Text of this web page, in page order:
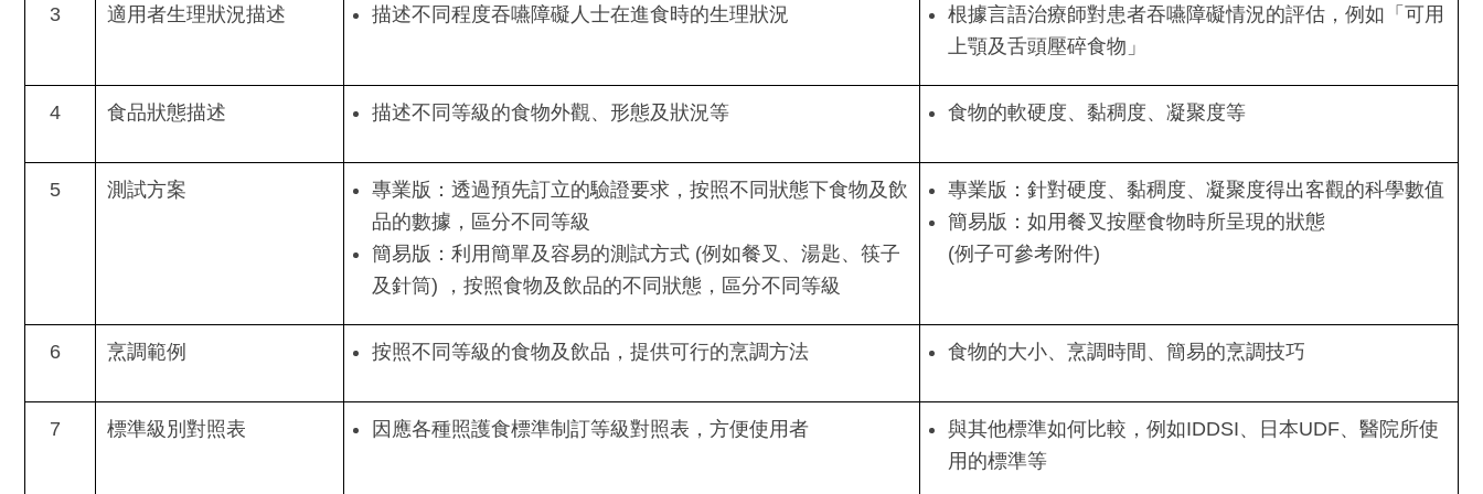
3 適用者生理狀況描述 描述不同程度吞嚥障礙人士在進食時的生理狀況
根據言語治療師對患者吞嚥障礙情況的評估，例如「可用
上顎及舌頭壓碎食物」
4 食品狀態描述 描述不同等級的食物外觀、形態及狀況等 食物的軟硬度、黏稠度、凝聚度等
5 測試方案
專業版：透過預先訂立的驗證要求，按照不同狀態下食物及飲
品的數據，區分不同等級
簡易版：利用簡單及容易的測試方式 (例如餐叉、湯匙、筷子
及針筒) ，按照食物及飲品的不同狀態，區分不同等級
專業版：針對硬度、黏稠度、凝聚度得出客觀的科學數值
簡易版：如用餐叉按壓食物時所呈現的狀態
(例子可參考附件)
6 烹調範例 按照不同等級的食物及飲品，提供可行的烹調方法 食物的大小、烹調時間、簡易的烹調技巧
7 標準級別對照表 因應各種照護食標準制訂等級對照表，方便使用者
與其他標準如何比較，例如IDDSI、日本UDF、醫院所使
用的標準等